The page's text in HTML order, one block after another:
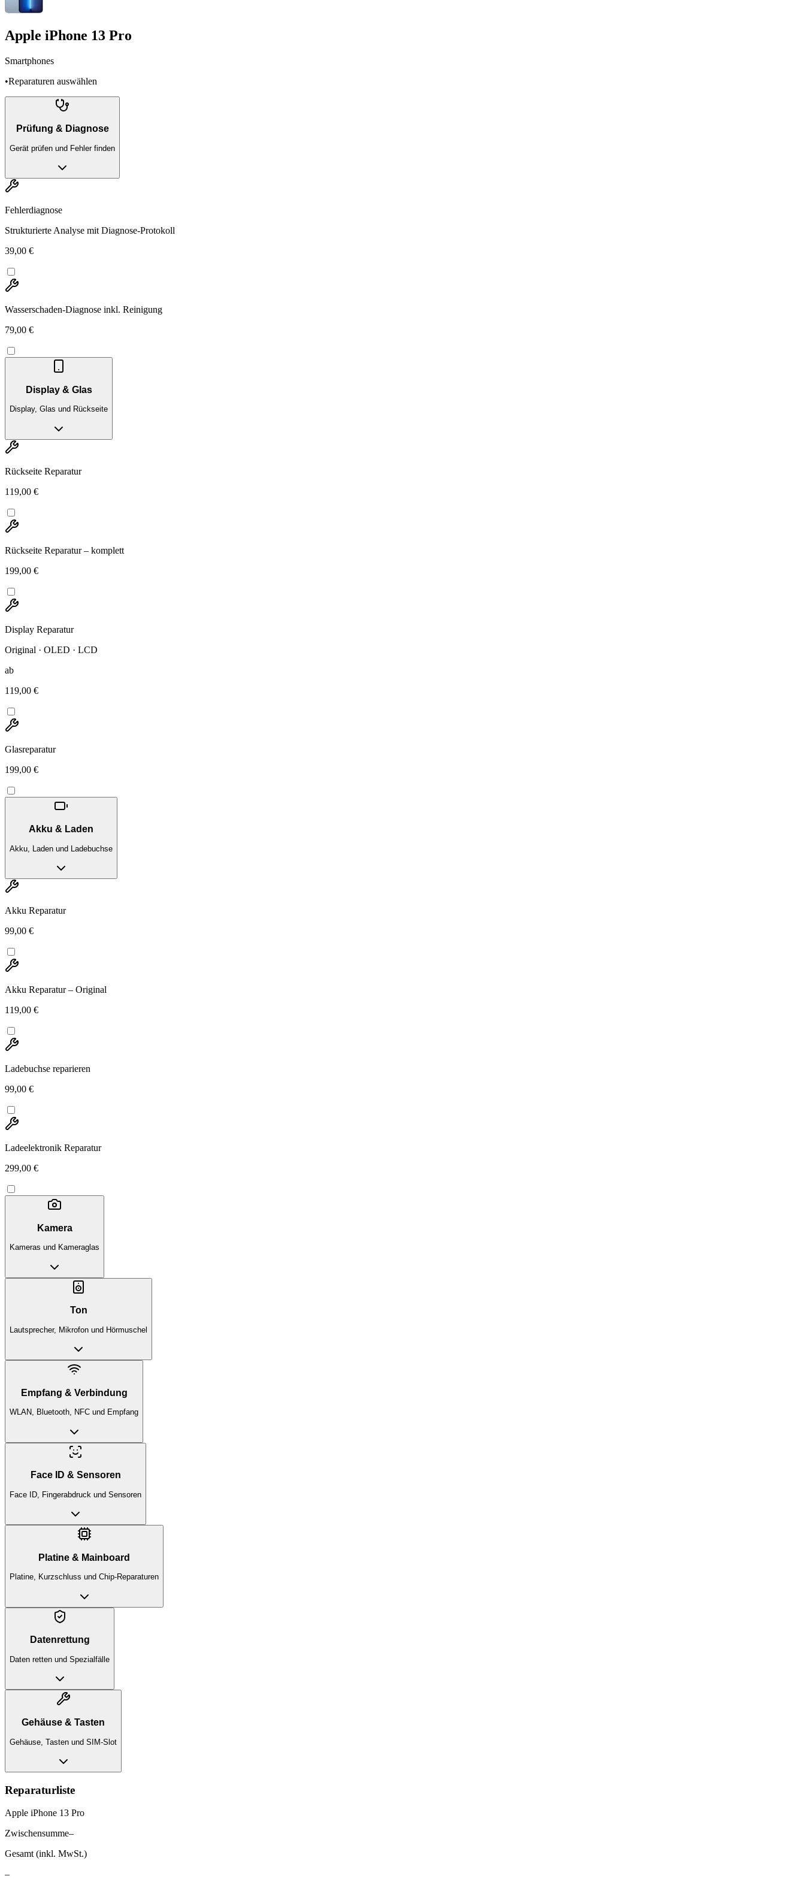
Apple iPhone 13 Pro
Smartphones
•Reparaturen auswählen
Prüfung & Diagnose
Gerät prüfen und Fehler finden
Fehlerdiagnose
Strukturierte Analyse mit Diagnose-Protokoll
39,00 €
Wasserschaden-Diagnose inkl. Reinigung
79,00 €
Display & Glas
Display, Glas und Rückseite
Rückseite Reparatur
119,00 €
Rückseite Reparatur – komplett
199,00 €
Display Reparatur
Original · OLED · LCD
ab
119,00 €
Glasreparatur
199,00 €
Akku & Laden
Akku, Laden und Ladebuchse
Akku Reparatur
99,00 €
Akku Reparatur – Original
119,00 €
Ladebuchse reparieren
99,00 €
Ladeelektronik Reparatur
299,00 €
Kamera
Kameras und Kameraglas
Ton
Lautsprecher, Mikrofon und Hörmuschel
Empfang & Verbindung
WLAN, Bluetooth, NFC und Empfang
Face ID & Sensoren
Face ID, Fingerabdruck und Sensoren
Platine & Mainboard
Platine, Kurzschluss und Chip-Reparaturen
Datenrettung
Daten retten und Spezialfälle
Gehäuse & Tasten
Gehäuse, Tasten und SIM-Slot
Reparaturliste
Apple iPhone 13 Pro
Zwischensumme–
Gesamt (inkl. MwSt.)
–